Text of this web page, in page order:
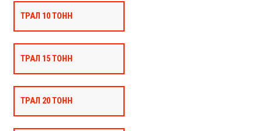
ТРАЛ 10 ТОНН
ТРАЛ 15 ТОНН
ТРАЛ 20 ТОНН